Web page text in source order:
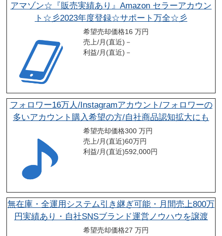
アマゾン☆『販売実績あり』Amazon セラーアカウン
ト☆彡2023年度登録☆サポート万全☆彡
希望売却価格16 万円
売上/月(直近) －
利益/月(直近) －
フォロワー16万人/Instagramアカウント/フォロワーの
多いアカウント購入希望の方/自社商品認知拡大にも
希望売却価格300 万円
売上/月(直近)60万円
利益/月(直近)592,000円
無在庫・全運用システム引き継ぎ可能・月間売上800万
円実績あり・自社SNSブランド運営ノウハウを譲渡
希望売却価格27 万円